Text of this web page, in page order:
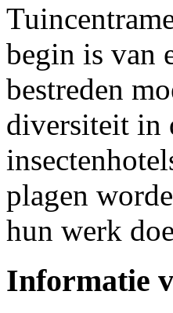
begin is van
bestreden
diversiteit in
plagen
hun werk
Informatie